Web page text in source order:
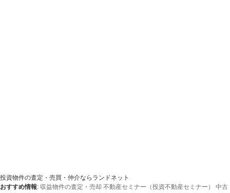
投資物件の査定・売買・仲介ならランドネット
おすすめ情報: 収益物件の査定・売却 不動産セミナー（投資不動産セミナー）
中古